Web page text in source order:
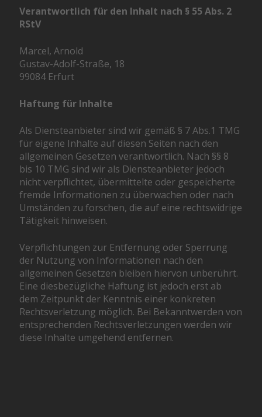
Verantwortlich für den Inhalt nach § 55 Abs. 2
RStV
Marcel, Arnold
Gustav-Adolf-Straße, 18
99084 Erfurt
Haftung für Inhalte
Als Diensteanbieter sind wir gemäß § 7 Abs.1 TMG
für eigene Inhalte auf diesen Seiten nach den
allgemeinen Gesetzen verantwortlich. Nach §§ 8
bis 10 TMG sind wir als Diensteanbieter jedoch
nicht verpflichtet, übermittelte oder gespeicherte
fremde Informationen zu überwachen oder nach
Umständen zu forschen, die auf eine rechtswidrige
Tätigkeit hinweisen.
Verpflichtungen zur Entfernung oder Sperrung
der Nutzung von Informationen nach den
allgemeinen Gesetzen bleiben hiervon unberührt.
Eine diesbezügliche Haftung ist jedoch erst ab
dem Zeitpunkt der Kenntnis einer konkreten
Rechtsverletzung möglich. Bei Bekanntwerden von
entsprechenden Rechtsverletzungen werden wir
diese Inhalte umgehend entfernen.